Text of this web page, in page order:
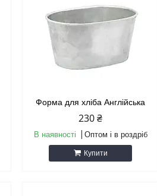
Форма для хліба Англійська
230 ₴
В наявності Оптом і в роздріб
Купити